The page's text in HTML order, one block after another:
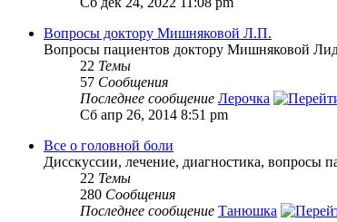
Вопросы доктору Мишняковой Л.П.
Вопросы пациентов доктору Мишняковой
22 Темы
57 Сообщения
Последнее сообщение Лерочка
Сб апр 26, 2014 8:51 pm
Все о головной боли
Дисскуссии, лечение, диагностика, вопросы
22 Темы
280 Сообщения
Последнее сообщение Танюшка